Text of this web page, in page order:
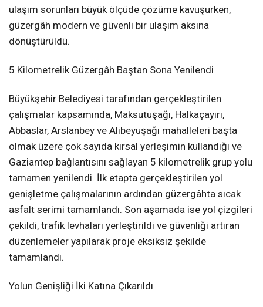
ulaşım sorunları büyük ölçüde çözüme kavuşurken,
güzergâh modern ve güvenli bir ulaşım aksına
dönüştürüldü.
5 Kilometrelik Güzergâh Baştan Sona Yenilendi
Büyükşehir Belediyesi tarafından gerçekleştirilen
çalışmalar kapsamında, Maksutuşağı, Halkaçayırı,
Abbaslar, Arslanbey ve Alibeyuşağı mahalleleri başta
olmak üzere çok sayıda kırsal yerleşimin kullandığı ve
Gaziantep bağlantısını sağlayan 5 kilometrelik grup yolu
tamamen yenilendi. İlk etapta gerçekleştirilen yol
genişletme çalışmalarının ardından güzergâhta sıcak
asfalt serimi tamamlandı. Son aşamada ise yol çizgileri
çekildi, trafik levhaları yerleştirildi ve güvenliği artıran
düzenlemeler yapılarak proje eksiksiz şekilde
tamamlandı.
Yolun Genişliği İki Katına Çıkarıldı